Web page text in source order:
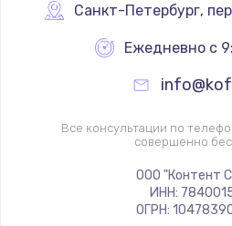
1100 руб.
Замена
Санкт-Петербург,
Ежедневно с
Все консультации по
совершенно
ООО "Контент
ИНН:
ОГРН: